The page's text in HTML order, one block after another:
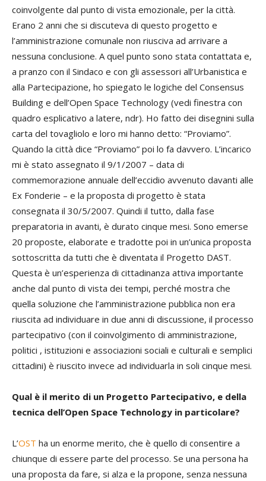
coinvolgente dal punto di vista emozionale, per la città.
Erano 2 anni che si discuteva di questo progetto e
l’amministrazione comunale non riusciva ad arrivare a
nessuna conclusione. A quel punto sono stata contattata e,
a pranzo con il Sindaco e con gli assessori all’Urbanistica e
alla Partecipazione, ho spiegato le logiche del Consensus
Building e dell’Open Space Technology (vedi finestra con
quadro esplicativo a latere, ndr). Ho fatto dei disegnini sulla
carta del tovagliolo e loro mi hanno detto: “Proviamo”.
Quando la città dice “Proviamo” poi lo fa davvero. L’incarico
mi è stato assegnato il 9/1/2007 – data di
commemorazione annuale dell’eccidio avvenuto davanti alle
Ex Fonderie – e la proposta di progetto è stata
consegnata il 30/5/2007. Quindi il tutto, dalla fase
preparatoria in avanti, è durato cinque mesi. Sono emerse
20 proposte, elaborate e tradotte poi in un’unica proposta
sottoscritta da tutti che è diventata il Progetto DAST.
Questa è un’esperienza di cittadinanza attiva importante
anche dal punto di vista dei tempi, perché mostra che
quella soluzione che l’amministrazione pubblica non era
riuscita ad individuare in due anni di discussione, il processo
partecipativo (con il coinvolgimento di amministrazione,
politici , istituzioni e associazioni sociali e culturali e semplici
cittadini) è riuscito invece ad individuarla in soli cinque mesi.
Qual è il merito di un Progetto Partecipativo, e della
tecnica dell’Open Space Technology in particolare?
L’OST ha un enorme merito, che è quello di consentire a
chiunque di essere parte del processo. Se una persona ha
una proposta da fare, si alza e la propone, senza nessuna